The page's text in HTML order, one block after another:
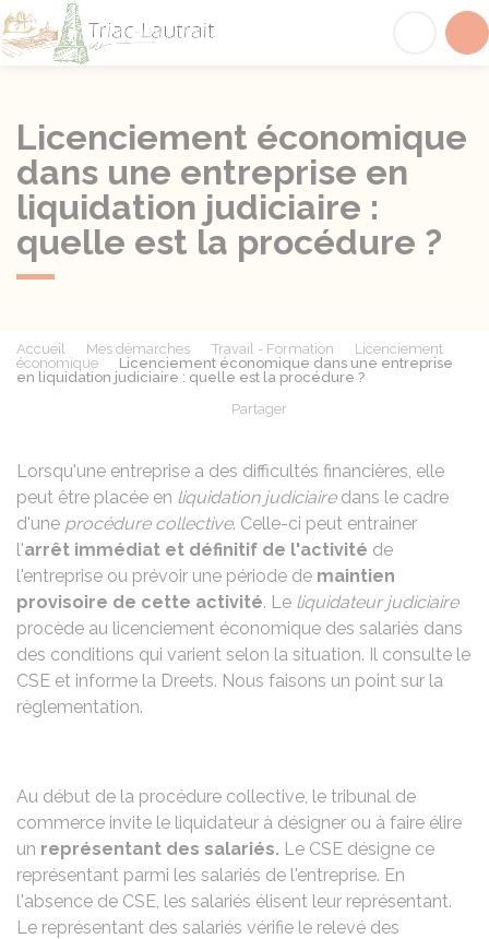
Licenciement économique
dans une entreprise en
liquidation judiciaire :
quelle est la procédure ?
Accueil Mes démarches Travail - Formation
Licenciement
économique
Licenciement économique dans une entreprise
en liquidation judiciaire : quelle est la procédure ?
Partager
Lorsqu'une entreprise a des difficultés financières, elle
peut être placée en liquidation judiciairedans le cadre
d'une procédure collective. Celle-ci peut entrainer
l'arrêt immédiat et définitif de l'activité de
l'entreprise ou prévoir une période de maintien
provisoire de cette activité. Le liquidateur judiciaire
procède au licenciement économique des salariés dans
des conditions qui varient selon la situation. Il consulte le
CSE et informe la Dreets. Nous faisons un point sur la
règlementation.
Au début de la procédure collective, le tribunal de
commerce invite le liquidateur à désigner ou à faire élire
un représentant des salariés. Le CSE désigne ce
représentant parmi les salariés de l'entreprise. En
l'absence de CSE, les salariés élisent leur représentant.
Le représentant des salariés vérifie le relevé des